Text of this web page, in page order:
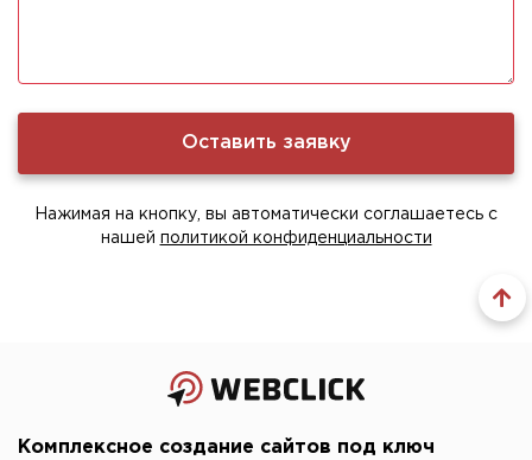
Нажимая на кнопку, вы автоматически соглашаетесь с
нашей политикой конфиденциальности
Комплексное создание сайтов под ключ